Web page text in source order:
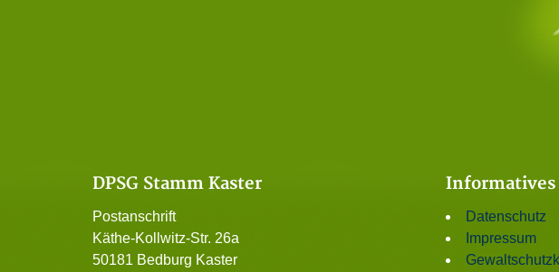
DPSG Stamm Kaster
Postanschrift
Käthe-Kollwitz-Str. 26a
50181 Bedburg Kaster
Informatives
Datenschutz
Impressum